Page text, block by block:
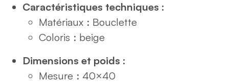
Caractéristiques techniques :
Matériaux : Bouclette
Coloris : beige
Dimensions et poids :
Mesure : 40×40